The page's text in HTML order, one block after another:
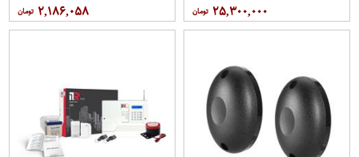
۲۵,۳۰۰,۰۰۰ ۲,۱۸۶,۰۵۸